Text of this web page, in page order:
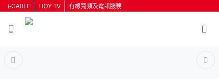
i-CABLE HOY TV 有線寬頻及電訊服務